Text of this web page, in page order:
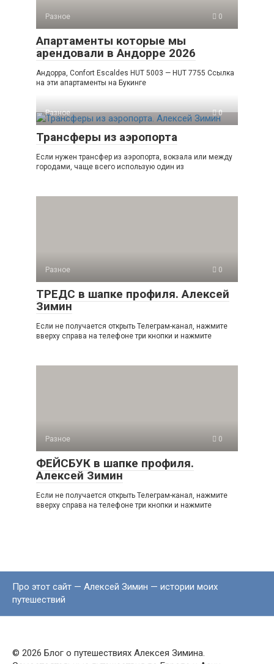
Разное 0
Апартаменты которые мы
арендовали в Андорре 2026
Андорра, Confort Escaldes HUT 5003 — HUT 7755 Ссылка
на эти апартаменты на Букинге
Разное 0
Трансферы из аэропорта
Если нужен трансфер из аэропорта, вокзала или между
городами, чаще всего использую один из
Разное 0
ТРЕДС в шапке профиля. Алексей
Зимин
Если не получается открыть Телеграм-канал, нажмите
вверху справа на телефоне три кнопки и нажмите
Разное 0
ФЕЙСБУК в шапке профиля.
Алексей Зимин
Если не получается открыть Телеграм-канал, нажмите
вверху справа на телефоне три кнопки и нажмите
Про этот сайт — Алексей Зимин — истории моих
путешествий
© 2026 Блог о путешествиях Алексея Зимина.